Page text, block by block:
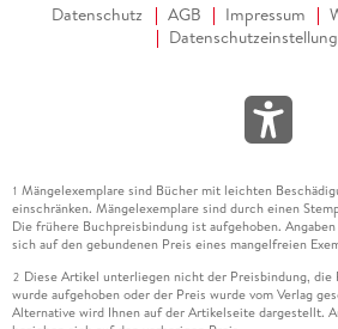
Datenschutz AGB Impressum
1 Mängelexemplare sind Bücher mit leichten
einschränken. Mängelexemplare sind durch einen
Die frühere Buchpreisbindung ist aufgehoben.
sich auf den gebundenen Preis eines mangelfreien
2 Diese Artikel unterliegen nicht der Preisbindung, die
wurde aufgehoben oder der Preis wurde vom Verlag
Alternative wird Ihnen auf der Artikelseite dargestellt.